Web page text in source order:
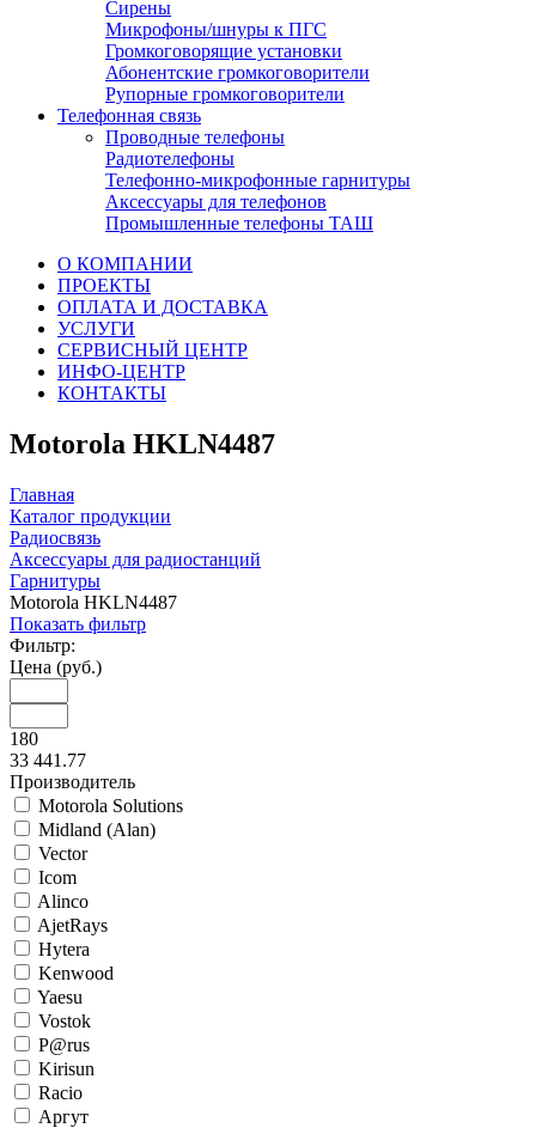
Сирены
Микрофоны/шнуры к ПГС
Громкоговорящие установки
Абонентские громкоговорители
Рупорные громкоговорители
Телефонная связь
Проводные телефоны
Радиотелефоны
Телефонно-микрофонные гарнитуры
Аксессуары для телефонов
Промышленные телефоны ТАШ
О КОМПАНИИ
ПРОЕКТЫ
ОПЛАТА И ДОСТАВКА
УСЛУГИ
СЕРВИСНЫЙ ЦЕНТР
ИНФО-ЦЕНТР
КОНТАКТЫ
Motorola HKLN4487
Главная
Каталог продукции
Радиосвязь
Аксессуары для радиостанций
Гарнитуры
Motorola HKLN4487
Показать фильтр
Фильтр:
Цена (руб.)
180
33 441.77
Производитель
Motorola Solutions
Midland (Alan)
Vector
Icom
Alinco
AjetRays
Hytera
Kenwood
Yaesu
Vostok
P@rus
Kirisun
Racio
Аргут